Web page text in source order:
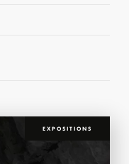
EXPOSITIONS